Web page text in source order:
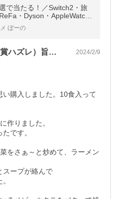
で当たる！／Switch2・旅
・Dyson・AppleWatc
るかも！人気商品から選べ
袋2026夏. 【M】
ぼーの
大当たりのラーメン（懸賞ハズレ）旨〜い！ 2024/2/9
購入しました。10食入って
作りました。
です。
をさぁ～と炒めて、ラーメン
スープが絡んで